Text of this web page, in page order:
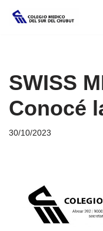
SWISS
Conocé
30/10/2023